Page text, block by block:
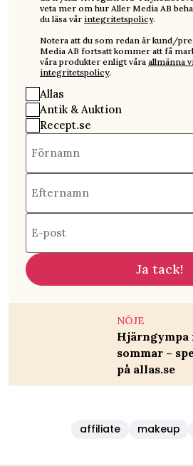
veta mer om hur Aller Media AB
du läsa vår integritetspolicy.
Notera att du som redan är kund/
Media AB fortsatt kommer att få
våra produkter enligt våra allmänna
integritetspolicy.
Allas
Antik & Auktion
Recept.se
Förnamn
Efternamn
E-post
Ja tack!
NÖJE
Hjärngympa
sommar –
på allas.se
affiliate makeup